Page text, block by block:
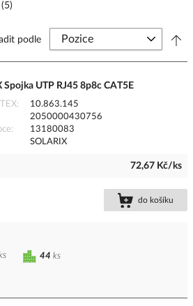
(5)
podle
Spojka UTP RJ45 8p8c CAT5E
10.863.145
2050000430756
13180083
SOLARIX
72,67 Kč/ks
do košíku
44 ks